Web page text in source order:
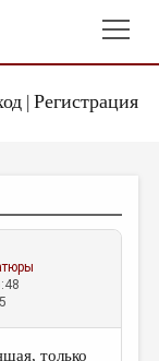
| Регистрация
только